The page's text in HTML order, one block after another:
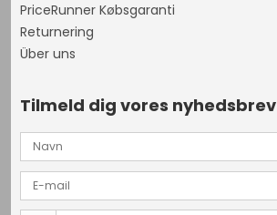
PriceRunner Købsgaranti
Returnering
Über uns
Tilmeld dig vores nyhedsbrev